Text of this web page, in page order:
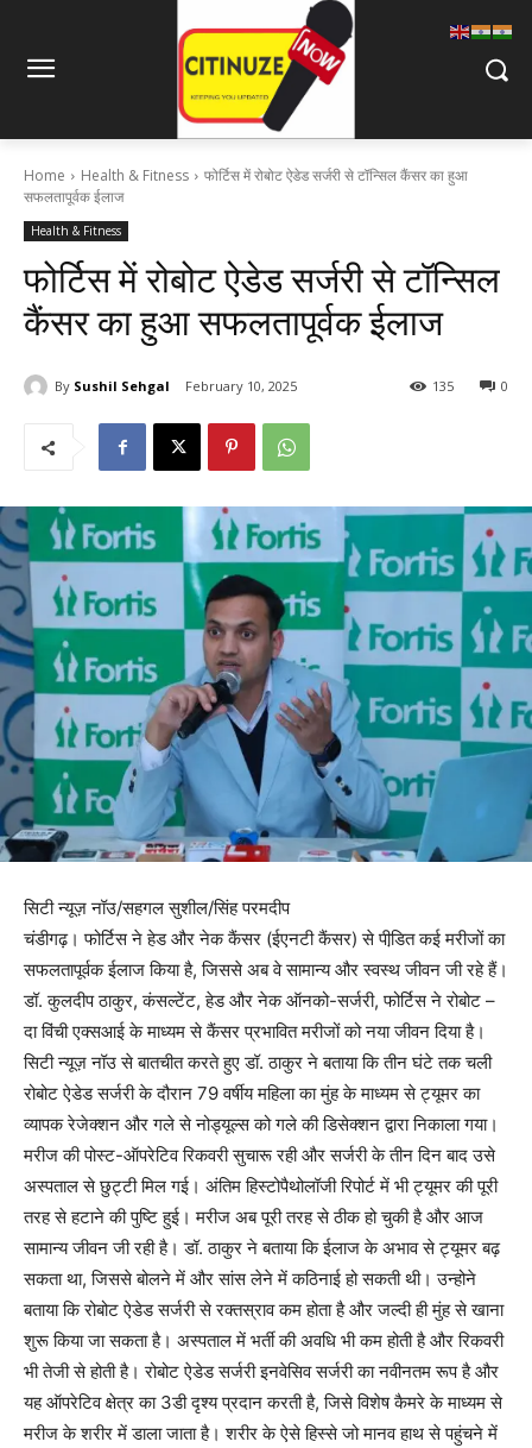
Home Health & Fitness
फोर्टिस में रोबोट ऐडेड सर्जरी से टॉन्सिल कैंसर का हुआ
सफलतापूर्वक ईलाज
Health & Fitness
फोर्टिस में रोबोट ऐडेड सर्जरी से टॉन्सिल
कैंसर का हुआ सफलतापूर्वक ईलाज
By Sushil Sehgal February 10, 2025 0
135
सिटी न्यूज़ नॉउ/सहगल सुशील/सिंह परमदीप
चंडीगढ़। फोर्टिस ने हेड और नेक कैंसर (ईएनटी कैंसर) से पीडि़त कई मरीजों का
सफलतापूर्वक ईलाज किया है, जिससे अब वे सामान्य और स्वस्थ जीवन जी रहे हैं।
डॉ. कुलदीप ठाकुर, कंसल्टेंट, हेड और नेक ऑनको-सर्जरी, फोर्टिस ने रोबोट –
दा विंची एक्सआई के माध्यम से कैंसर प्रभावित मरीजों को नया जीवन दिया है।
सिटी न्यूज़ नॉउ से बातचीत करते हुए डॉ. ठाकुर ने बताया कि तीन घंटे तक चली
रोबोट ऐडेड सर्जरी के दौरान 79 वर्षीय महिला का मुंह के माध्यम से ट्यूमर का
व्यापक रेजेक्शन और गले से नोड्यूल्स को गले की डिसेक्शन द्वारा निकाला गया।
मरीज की पोस्ट-ऑपरेटिव रिकवरी सुचारू रही और सर्जरी के तीन दिन बाद उसे
अस्पताल से छुट्टी मिल गई। अंतिम हिस्टोपैथोलॉजी रिपोर्ट में भी ट्यूमर की पूरी
तरह से हटाने की पुष्टि हुई। मरीज अब पूरी तरह से ठीक हो चुकी है और आज
सामान्य जीवन जी रही है। डॉ. ठाकुर ने बताया कि ईलाज के अभाव से ट्यूमर बढ़
सकता था, जिससे बोलने में और सांस लेने में कठिनाई हो सकती थी। उन्होने
बताया कि रोबोट ऐडेड सर्जरी से रक्तस्राव कम होता है और जल्दी ही मुंह से खाना
शुरू किया जा सकता है। अस्पताल में भर्ती की अवधि भी कम होती है और रिकवरी
भी तेजी से होती है। रोबोट ऐडेड सर्जरी इनवेसिव सर्जरी का नवीनतम रूप है और
यह ऑपरेटिव क्षेत्र का 3डी दृश्य प्रदान करती है, जिसे विशेष कैमरे के माध्यम से
मरीज के शरीर में डाला जाता है। शरीर के ऐसे हिस्से जो मानव हाथ से पहुंचने में